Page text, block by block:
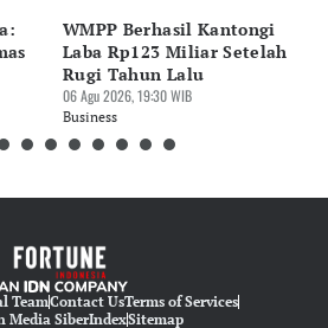
WMPP Berhasil Kantongi
Laba Rp123 Miliar Setelah
Rugi Tahun Lalu
06 Agu 2026, 19:30 WIB
Business
TeamContact UsTerms of Services
Media SiberIndexSitemap